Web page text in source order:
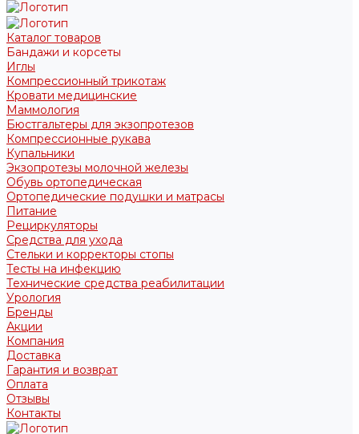
Каталог товаров
Бандажи и корсеты
Иглы
Компрессионный трикотаж
Кровати медицинские
Маммология
Бюстгальтеры для экзопротезов
Компрессионные рукава
Купальники
Экзопротезы молочной железы
Обувь ортопедическая
Ортопедические подушки и матрасы
Питание
Рециркуляторы
Средства для ухода
Стельки и корректоры стопы
Тесты на инфекцию
Технические средства реабилитации
Урология
Бренды
Акции
Компания
Доставка
Гарантия и возврат
Оплата
Отзывы
Контакты